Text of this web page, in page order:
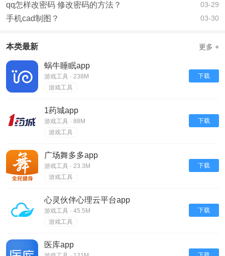
qq怎样改密码 修改密码的方法？ 03-29
手机cad制图？ 03-30
本类最新 更多 +
蜗牛睡眠app
游戏工具 · 238M
游戏工具
下载
1药城app
游戏工具 · 88M
游戏工具
下载
广场舞多多app
游戏工具 · 23.3M
游戏工具
下载
心灵伙伴心理云平台app
游戏工具 · 45.5M
游戏工具
下载
医库app